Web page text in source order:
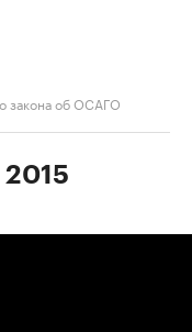
закона об ОСАГО
2015